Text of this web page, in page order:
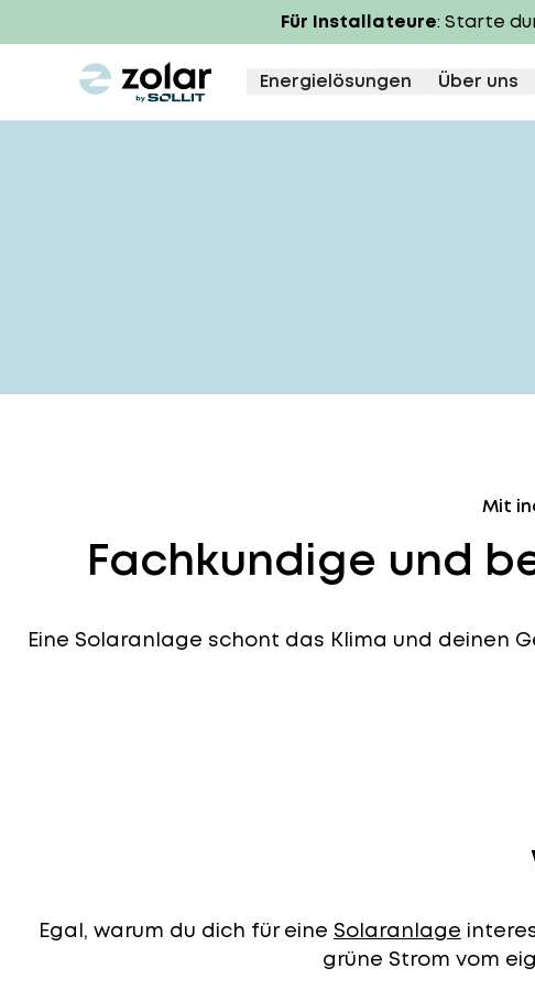
Für Installateure: Starte
zolar logo Energielösungen Über uns
Mit
Fachkundige und
Eine Solaranlage schont das Klima und deinen
Egal, warum du dich für eine Solaranlage
grüne Strom vom